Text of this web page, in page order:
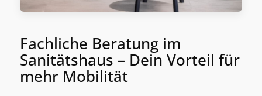
Fachliche Beratung im
Sanitätshaus – Dein Vorteil für
mehr Mobilität